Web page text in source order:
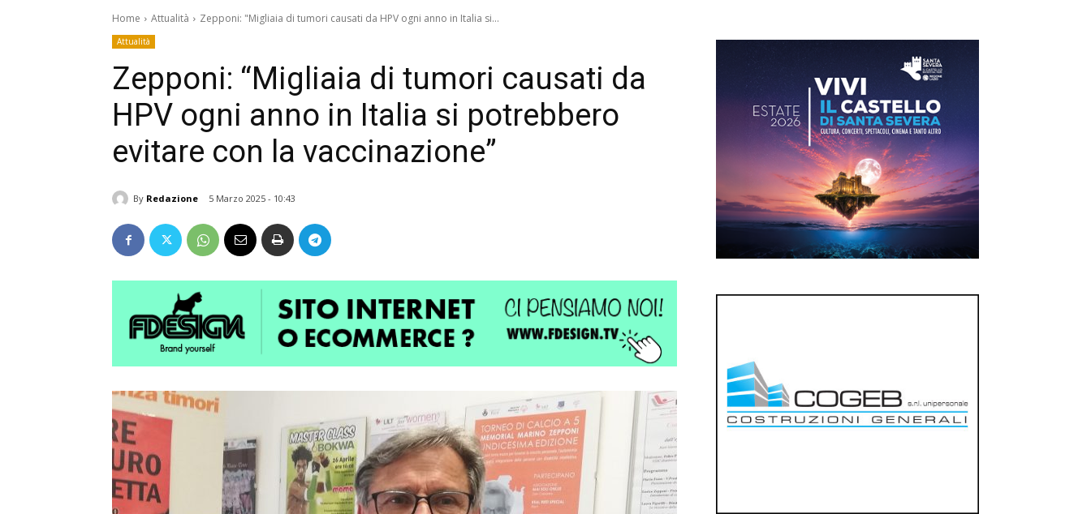
Home Attualità Zepponi: "Migliaia di tumori causati da HPV ogni anno in Italia si...
Attualità
Zepponi: “Migliaia di tumori causati da
HPV ogni anno in Italia si potrebbero
evitare con la vaccinazione”
By Redazione 5 Marzo 2025 - 10:43